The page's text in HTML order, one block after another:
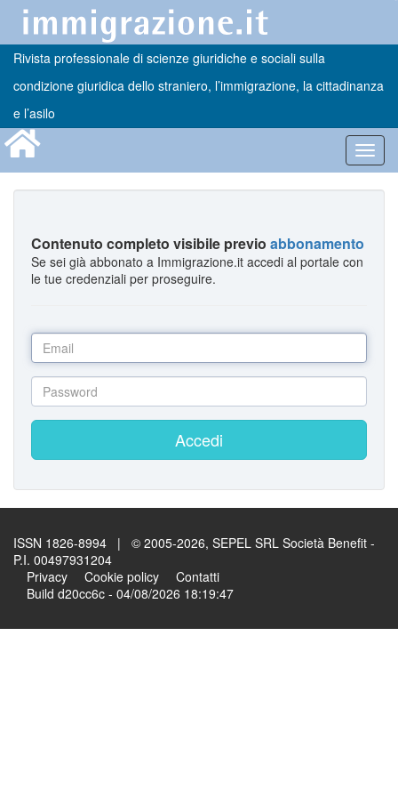
Rivista professionale di scienze giuridiche e sociali sulla
condizione giuridica dello straniero, l’immigrazione, la cittadinanza
e l’asilo
Contenuto completo visibile previo abbonamento
Se sei già abbonato a Immigrazione.it accedi al portale con
le tue credenziali per proseguire.
Accedi
ISSN 1826-8994 | © 2005-2026, SEPEL SRL Società Benefit -
P.I. 00497931204
Privacy
Cookie policy
Contatti
Build d20cc6c - 04/08/2026 18:19:47